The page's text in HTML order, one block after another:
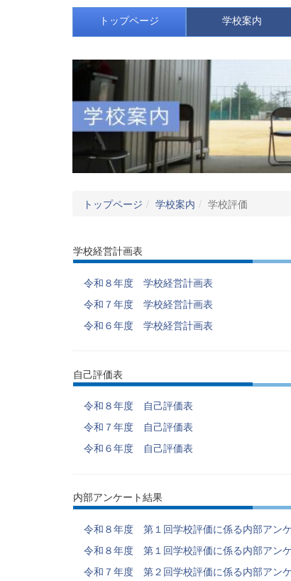
トップページ 学校案内
トップページ 学校案内 学校評価
学校経営計画表
令和８年度 学校経営計画表
令和７年度 学校経営計画表
令和６年度 学校経営計画表
自己評価表
令和８年度 自己評価表
令和７年度 自己評価表
令和６年度 自己評価表
内部アンケート結果
令和８年度 第１回学校評価に係る内部アン
令和８年度 第１回学校評価に係る内部アン
令和７年度 第２回学校評価に係る内部アン